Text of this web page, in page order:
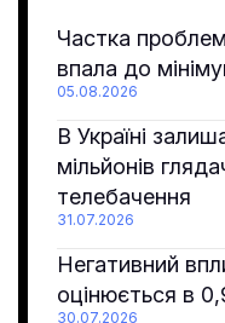
Частка
впала до
05.08.2026
В Україні
мільйонів
телебачення
31.07.2026
Негативний
оцінюється в
30.07.2026